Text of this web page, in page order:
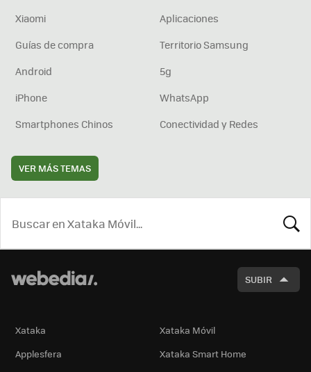
Xiaomi
Aplicaciones
Guías de compra
Territorio Samsung
Android
5g
iPhone
WhatsApp
Smartphones Chinos
Conectividad y Redes
VER MÁS TEMAS
SUBIR
Xataka
Xataka Móvil
Applesfera
Xataka Smart Home